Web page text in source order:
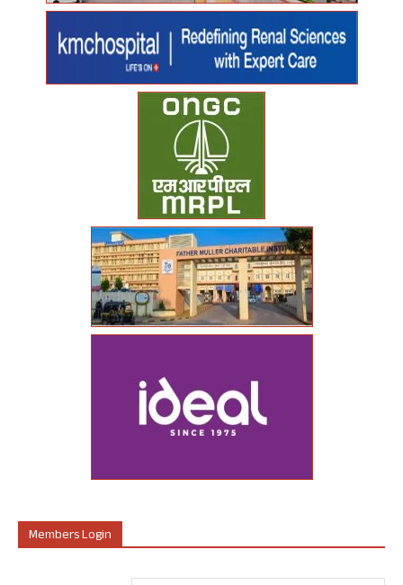
Members Login